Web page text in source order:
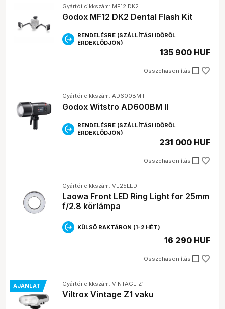
Gyártói cikkszám: MF12 DK2
Godox MF12 DK2 Dental Flash Kit
RENDELÉSRE (SZÁLLÍTÁSI IDŐRŐL
ÉRDEKLŐDJÖN)
Összehasonlítás check_box_outline_blank
135 900 HUF
Gyártói cikkszám: AD600BM II
Godox Witstro AD600BM II
RENDELÉSRE (SZÁLLÍTÁSI IDŐRŐL
ÉRDEKLŐDJÖN)
Összehasonlítás check_box_outline_blank
231 000 HUF
Gyártói cikkszám: VE25LED
Laowa Front LED Ring Light for 25mm
f/2.8 körlámpa
KÜLSŐ RAKTÁRON (1-2 HÉT)
Összehasonlítás check_box_outline_blank
16 290 HUF
AJÁNLAT Gyártói cikkszám: VINTAGE Z1
Viltrox Vintage Z1 vaku